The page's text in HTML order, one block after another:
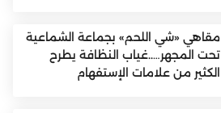
مقاهي «شي اللحم» بجماعة الشماعية
تحت المجهر…..غياب النظافة يطرح
الكثير من علامات الإستفهام